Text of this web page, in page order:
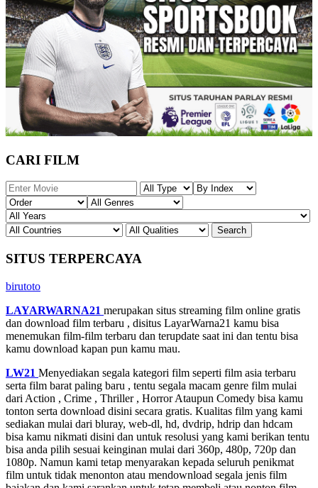
CARI FILM
SITUS TERPERCAYA
birutoto
LAYARWARNA21 merupakan situs streaming film online gratis
dan download film terbaru , disitus LayarWarna21 kamu bisa
menemukan film-film terbaru dan terupdate saat ini dan tentu bisa
kamu download kapan pun kamu mau.
LW21 Menyediakan segala kategori film seperti film asia terbaru
serta film barat paling baru , tentu segala macam genre film mulai
dari Action , Crime , Thriller , Horror Ataupun Comedy bisa kamu
tonton serta download disini secara gratis. Kualitas film yang kami
sediakan mulai dari bluray, web-dl, hd, dvdrip, hdrip dan hdcam
bisa kamu nikmati disini dan untuk resolusi yang kami berikan tentu
bisa anda pilih sesuai keinginan mulai dari 360p, 480p, 720p dan
1080p. Namun kami tetap menyarakan kepada seluruh penikmat
film untuk tidak menonton atau mendownload segala jenis film